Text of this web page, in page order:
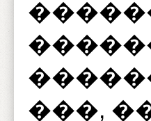
���,